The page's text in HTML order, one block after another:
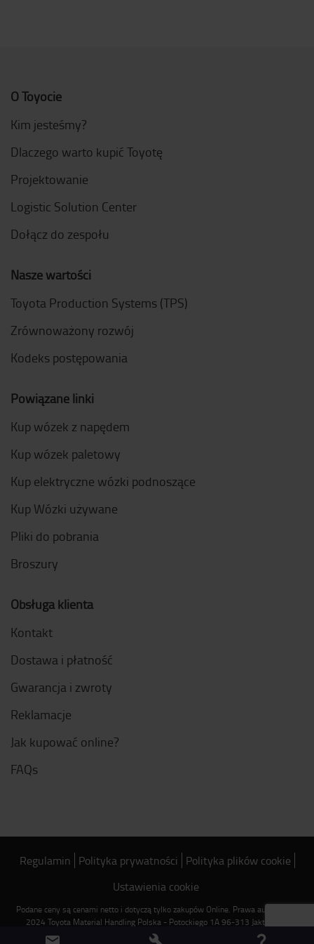
O Toyocie
Kim jesteśmy?
Dlaczego warto kupić Toyotę
Projektowanie
Logistic Solution Center
Dołącz do zespołu
Nasze wartości
Toyota Production Systems (TPS)
Zrównoważony rozwój
Kodeks postępowania
Powiązane linki
Kup wózek z napędem
Kup wózek paletowy
Kup elektryczne wózki podnoszące
Kup Wózki używane
Pliki do pobrania
Broszury
Obsługa klienta
Kontakt
Dostawa i płatność
Gwarancja i zwroty
Reklamacje
Jak kupować online?
FAQs
Regulamin Polityka prywatności
Polityka plików cookie
Ustawienia cookie
Podane ceny są cenami netto i dotyczą tylko zakupów Online. Prawa autorskie ©
2024 Toyota Material Handling Polska - Potockiego 1A 96-313 Jaktorów -
Infolinia: 801 366 900